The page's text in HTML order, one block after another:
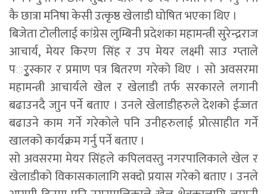
कै छात्रा मनिषा केसी उत्कृष्ठ खेलाडी घोषित भएका थिए ।
बिजेता टोलीलाई कांग्रेस लुम्बिनी प्रदेशका महामन्त्री सुरेन्द्रराज
आचार्य, मेयर किरण सिंह र उप मेयर लक्ष्मी साउ ग्प्ताले
पर्ुस्कार र प्रमाण पत्र बितरण गरेको थिए । सो अवसरमा
महामन्त्री आचार्यले खेल र खेलाडी तर्फ सरकारले लगानी
बढाउनदै जाुन पर्ने बताए । उनले खेलाडीहरुले देशको ईज्जत
बढाउने काम गर्ने गरेकोले पनि उनीहरुलाई प्रोत्साहीत गर्ने
खालको कार्यक्रम गर्नु पर्ने बताए ।
सो अवसरमा मेयर सिंहले कपिलवस्तु नगरपालिकाले खेल र
खेलाडीको विकासकालागि सक्दो प्रयास गरेको बताए । उनले